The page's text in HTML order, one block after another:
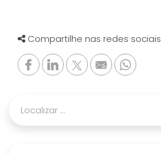
Compartilhe nas redes sociais